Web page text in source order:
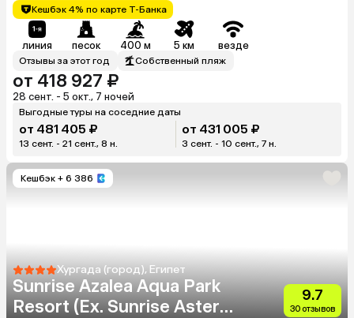
Кешбэк 4% по карте Т-Банка
линия песок 400 м 5 км везде
Отзывы за этот год Собственный пляж
от 418 927 ₽
28 сент. - 5 окт., 7 ночей
Выгодные туры на соседние даты
от 481 405 ₽
13 сент. - 21 сент., 8 н.
от 431 005 ₽
3 сент. - 10 сент., 7 н.
Кешбэк + 6 386
Хургада (город), Египет
Sunrise Azalea Aqua Park
Resort (Ex. Sunrise Aster
9.7
30 отзывов